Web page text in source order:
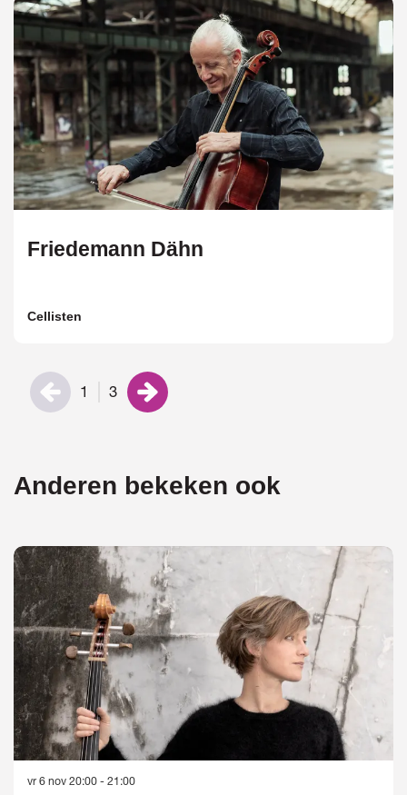
Friedemann Dähn
Cellisten
1 3
Anderen bekeken ook
vr 6 nov 20:00 - 21:00